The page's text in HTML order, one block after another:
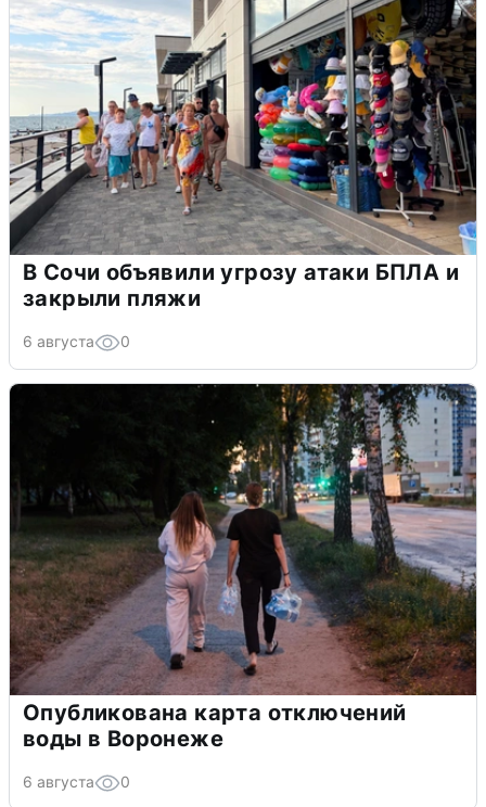
В Сочи объявили угрозу атаки БПЛА и
закрыли пляжи
6 августа 0
Опубликована карта отключений
воды в Воронеже
6 августа 0